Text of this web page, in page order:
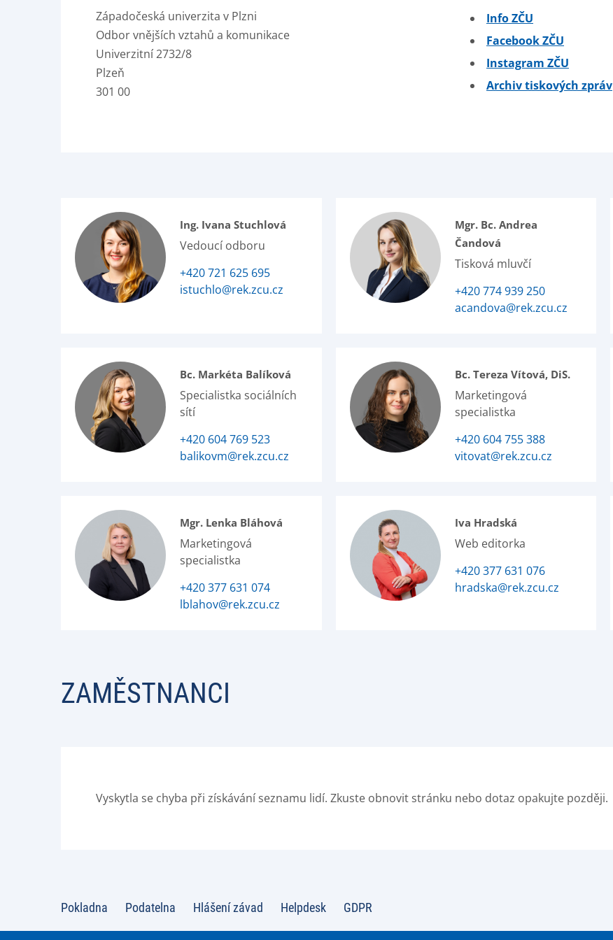
Západočeská univerzita v Plzni
Odbor vnějších vztahů a komunikace
Univerzitní 2732/8
Plzeň
301 00
Info ZČU
Facebook ZČU
Instagram ZČU
Archiv tiskových zpráv
Ing. Ivana Stuchlová
Vedoucí odboru
+420 721 625 695
istuchlo@rek.zcu.cz
Mgr. Bc. Andrea
Čandová
Tisková mluvčí
+420 774 939 250
acandova@rek.zcu.cz
Bc. Markéta Balíková
Specialistka sociálních
sítí
+420 604 769 523
balikovm@rek.zcu.cz
Bc. Tereza Vítová, DiS.
Marketingová
specialistka
+420 604 755 388
vitovat@rek.zcu.cz
Mgr. Lenka Bláhová
Marketingová
specialistka
+420 377 631 074
lblahov@rek.zcu.cz
Iva Hradská
Web editorka
+420 377 631 076
hradska@rek.zcu.cz
ZAMĚSTNANCI
Vyskytla se chyba při získávání seznamu lidí. Zkuste obnovit stránku nebo dotaz opakujte později.
Pokladna Podatelna Hlášení závad Helpdesk GDPR